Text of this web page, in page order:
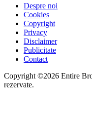
Despre noi
Cookies
Copyright
Privacy
Disclaimer
Publicitate
Contact
Copyright ©2026 Entire
rezervate.